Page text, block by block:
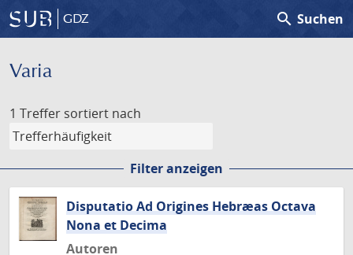
GDZ search Suchen
Varia
1 Treffer sortiert nach
Filter anzeigen
Disputatio Ad Origines Hebræas Octava
Nona et Decima
Autoren